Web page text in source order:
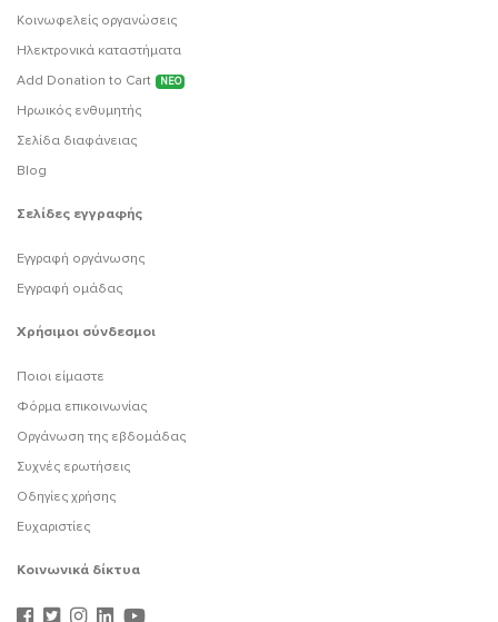
Κοινωφελείς οργανώσεις
Ηλεκτρονικά καταστήματα
Add Donation to Cart
ΝΕΟ
Ηρωικός ενθυμητής
Σελίδα διαφάνειας
Blog
Σελίδες εγγραφής
Εγγραφή οργάνωσης
Εγγραφή ομάδας
Χρήσιμοι σύνδεσμοι
Ποιοι είμαστε
Φόρμα επικοινωνίας
Οργάνωση της εβδομάδας
Συχνές ερωτήσεις
Οδηγίες χρήσης
Ευχαριστίες
Κοινωνικά δίκτυα